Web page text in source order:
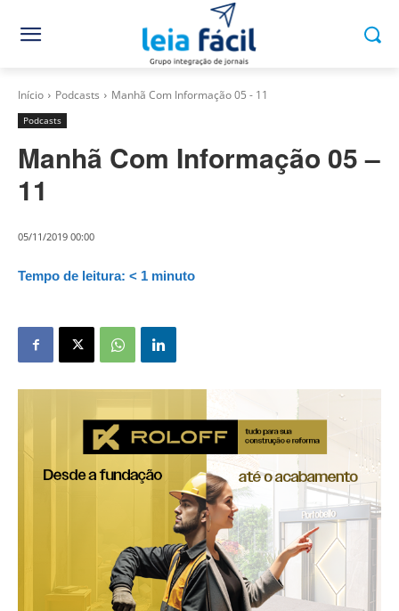
Início Podcasts Manhã Com Informação 05 - 11
Podcasts
Manhã Com Informação 05 –
11
05/11/2019 00:00
Tempo de leitura: < 1 minuto